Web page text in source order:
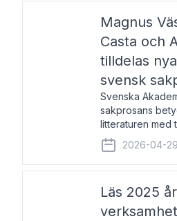
Magnus
Casta och
tilldelas
svensk
Svenska
sakprosans
litteraturen med
Svenska
framstående
sakprosa som i
2026-04-29
Läs 2025